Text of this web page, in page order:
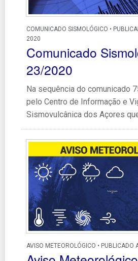
COMUNICADO SISMOLÓGICO •
2020
Comunicado
23/2020
Na sequência do comunicado
pelo Centro de Informação e
Sismovulcânica dos Açores
AVISO METEOROLÓGICO •